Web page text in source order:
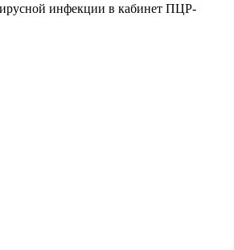
инфекции в кабинет ПЦР-